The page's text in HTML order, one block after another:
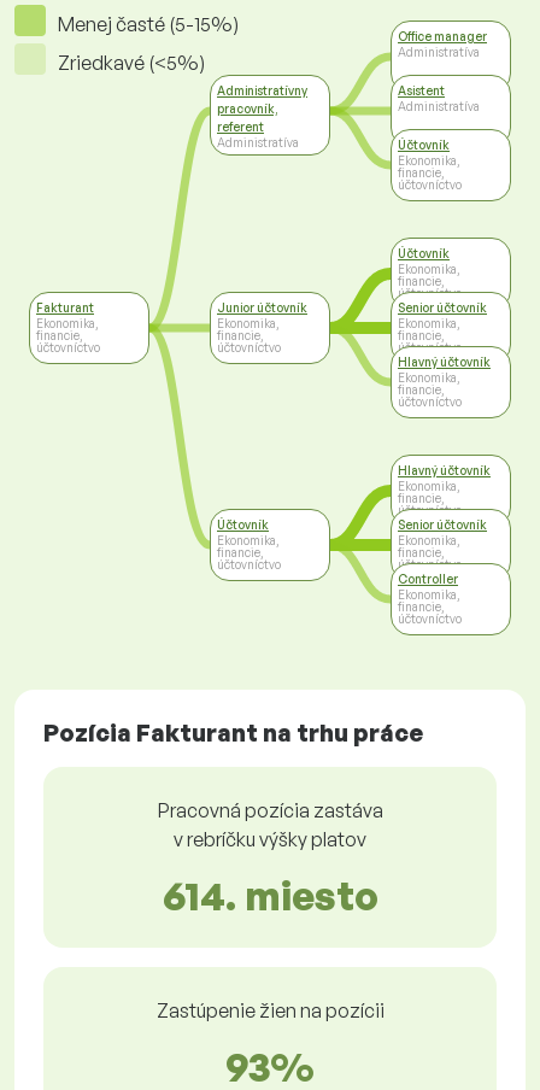
Menej časté (5-15%)
Zriedkavé (<5%)
Fakturant
Ekonomika,
financie,
účtovníctvo
Administratívny
pracovník,
referent
Administratíva
Junior účtovník
Ekonomika,
financie,
účtovníctvo
Účtovník
Ekonomika,
financie,
účtovníctvo
Office manager
Administratíva
Asistent
Administratíva
Účtovník
Ekonomika,
financie,
účtovníctvo
Účtovník
Ekonomika,
financie,
účtovníctvo
Senior účtovník
Ekonomika,
financie,
účtovníctvo
Hlavný účtovník
Ekonomika,
financie,
účtovníctvo
Hlavný účtovník
Ekonomika,
financie,
účtovníctvo
Senior účtovník
Ekonomika,
financie,
účtovníctvo
Controller
Ekonomika,
financie,
účtovníctvo
Pozícia Fakturant na trhu práce
Pracovná pozícia zastáva
v rebríčku výšky platov
614. miesto
Zastúpenie žien na pozícii
93%